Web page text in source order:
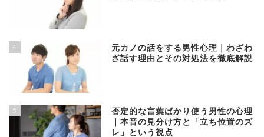
4
元カノの話をする男性心理｜わざわ
ざ話す理由とその対処法を徹底解説
5
否定的な言葉ばかり使う男性の心理
｜本音の見分け方と「立ち位置のズ
レ」という視点